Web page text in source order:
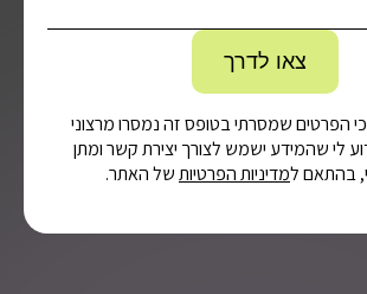
הפרטים שמסרתי בטופס זה נמסרו מרצוני
לי שהמידע ישמש לצורך יצירת קשר ומתן
בהתאם למדיניות הפרטיותשל האתר.